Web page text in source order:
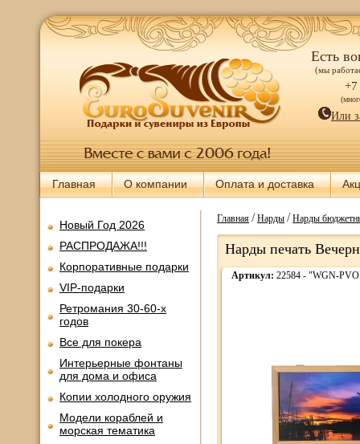
Есть
(мы
+7
Или
Главная О компании Оплата и доставка
Новый Год 2026
РАСПРОДАЖА!!!
Корпоративные подарки
VIP-подарки
Ретромания 30-60-х
годов
Все для покера
Интерьерные фонтаны
для дома и офиса
Копии холодного оружия
Модели кораблей и
морская тематика
Главная/Нарды/Нарды
Нарды печать
Артикул: 22584 - "WGN-